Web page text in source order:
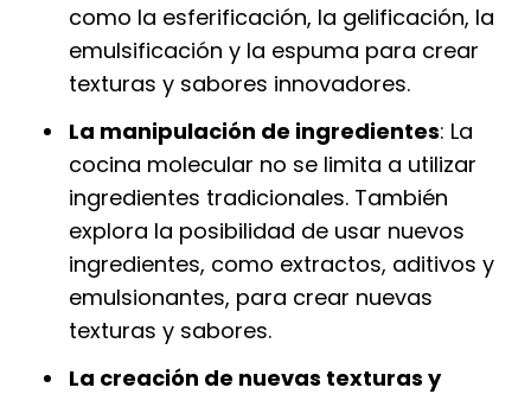
como la esferificación, la gelificación, la
emulsificación y la espuma para crear
texturas y sabores innovadores.
La manipulación de ingredientes: La
cocina molecular no se limita a utilizar
ingredientes tradicionales. También
explora la posibilidad de usar nuevos
ingredientes, como extractos, aditivos y
emulsionantes, para crear nuevas
texturas y sabores.
La creación de nuevas texturas y